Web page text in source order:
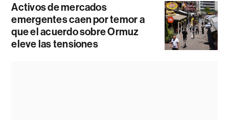
Activos de mercados
emergentes caen por temor a
que el acuerdo sobre Ormuz
eleve las tensiones